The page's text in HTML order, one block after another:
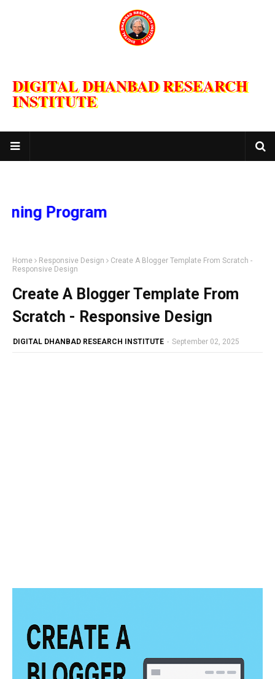
DIGITAL DHANBAD RESEARCH
INSTITUTE
Home Responsive Design
Create A Blogger Template From Scratch -
Responsive Design
Create A Blogger Template From
Scratch - Responsive Design
DIGITAL DHANBAD RESEARCH INSTITUTE - September 02, 2025